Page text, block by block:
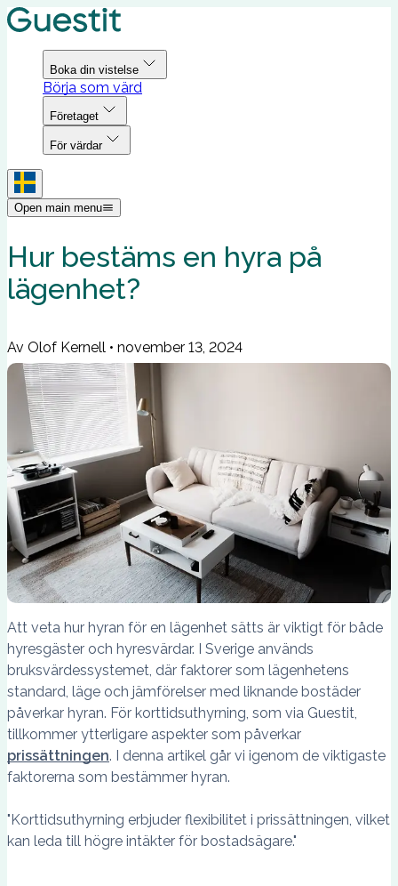
Boka din vistelse
Börja som värd
Företaget
För värdar
Open main menu
Hur bestäms en hyra på
lägenhet?
Av Olof Kernell • november 13, 2024
Att veta hur hyran för en lägenhet sätts är viktigt för både
hyresgäster och hyresvärdar. I Sverige används
bruksvärdessystemet, där faktorer som lägenhetens
standard, läge och jämförelser med liknande bostäder
påverkar hyran. För korttidsuthyrning, som via Guestit,
tillkommer ytterligare aspekter som påverkar
prissättningen. I denna artikel går vi igenom de viktigaste
faktorerna som bestämmer hyran.
"Korttidsuthyrning erbjuder flexibilitet i prissättningen, vilket
kan leda till högre intäkter för bostadsägare."